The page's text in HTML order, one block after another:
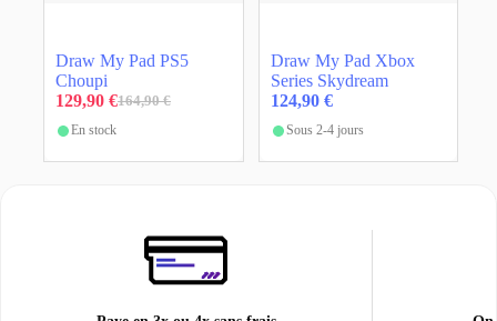
Draw My Pad PS5
Choupi
164,90€
Le
prix
129,90 €Le
prix
En stock
Draw My Pad Xbox
Series Skydream
124,90 €
Sous 2-4 jours